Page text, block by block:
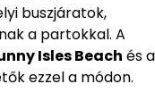
buszjáratok,
a partokkal. A
Isles Beach és a
ezzel a módon.